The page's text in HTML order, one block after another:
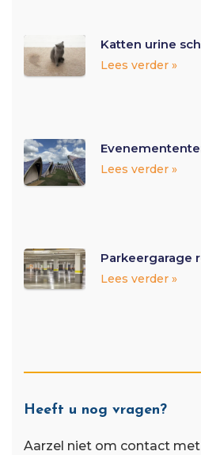
Katten urine
Lees verder »
Lees verder »
Parkeergarage
Lees verder »
Heeft u nog vragen?
Aarzel niet om contact